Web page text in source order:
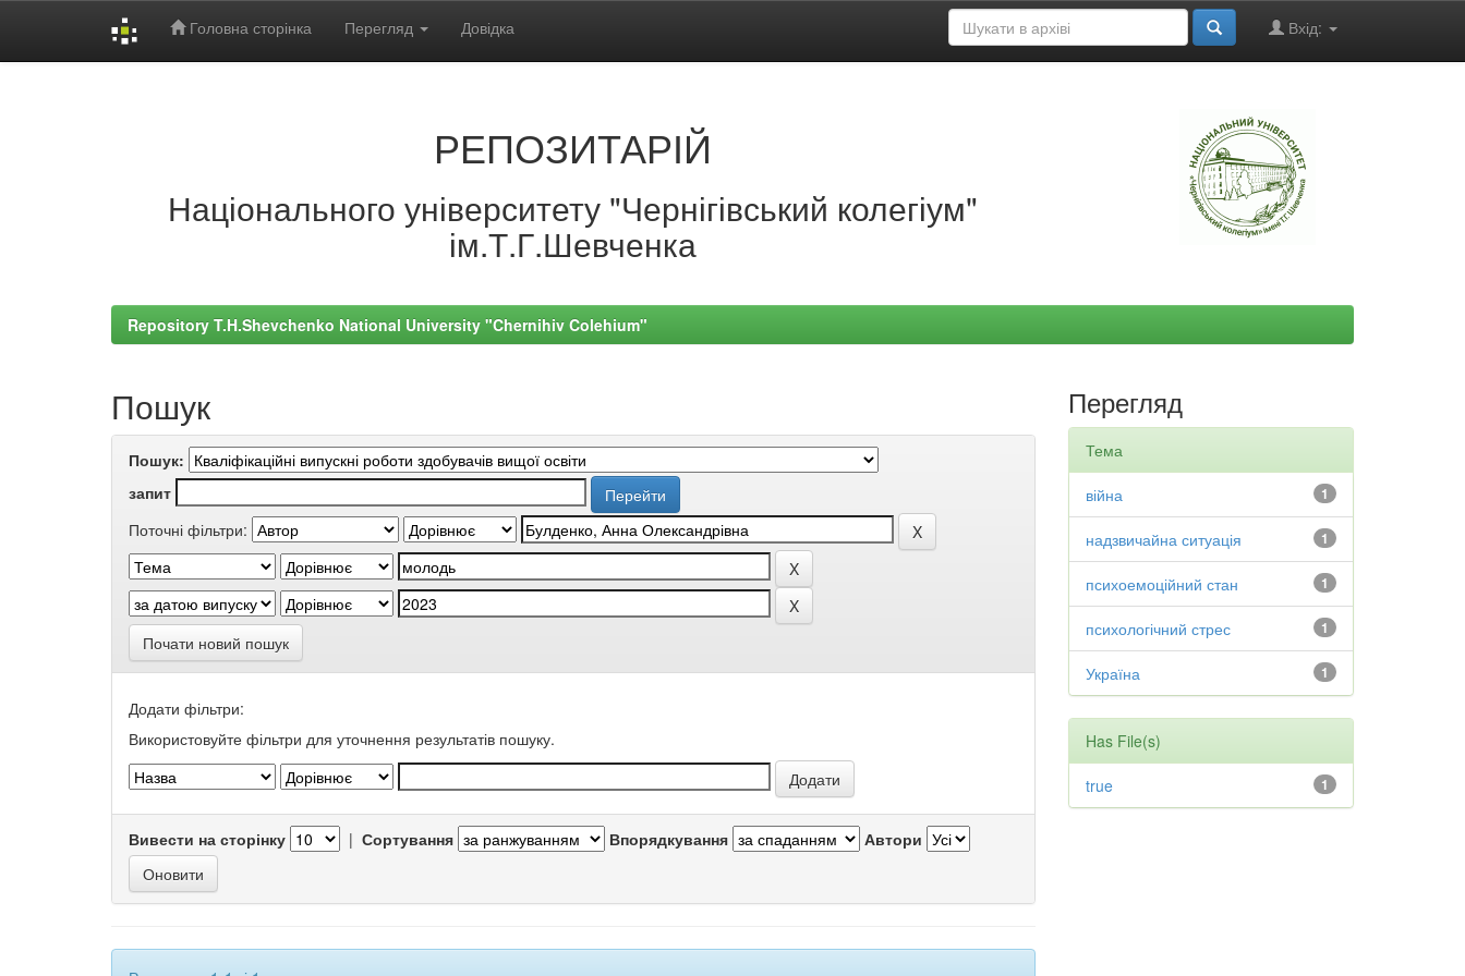
Головна сторінка Перегляд Довідка Вхід:
РЕПОЗИТАРІЙ
Національного університету "Чернігівський колегіум"
ім.Т.Г.Шевченка
Repository T.H.Shevchenko National University "Chernihiv Colehium"
Пошук
Пошук:
запит
Поточні фільтри:
Почати новий пошук
Додати фільтри:
Використовуйте фільтри для уточнення результатів пошуку.
Вивести на сторінку | Сортування Впорядкування Автори
Перегляд
Тема
1
війна
1
надзвичайна ситуація
1
психоемоційний стан
1
психологічний стрес
1
Україна
Has File(s)
1
true